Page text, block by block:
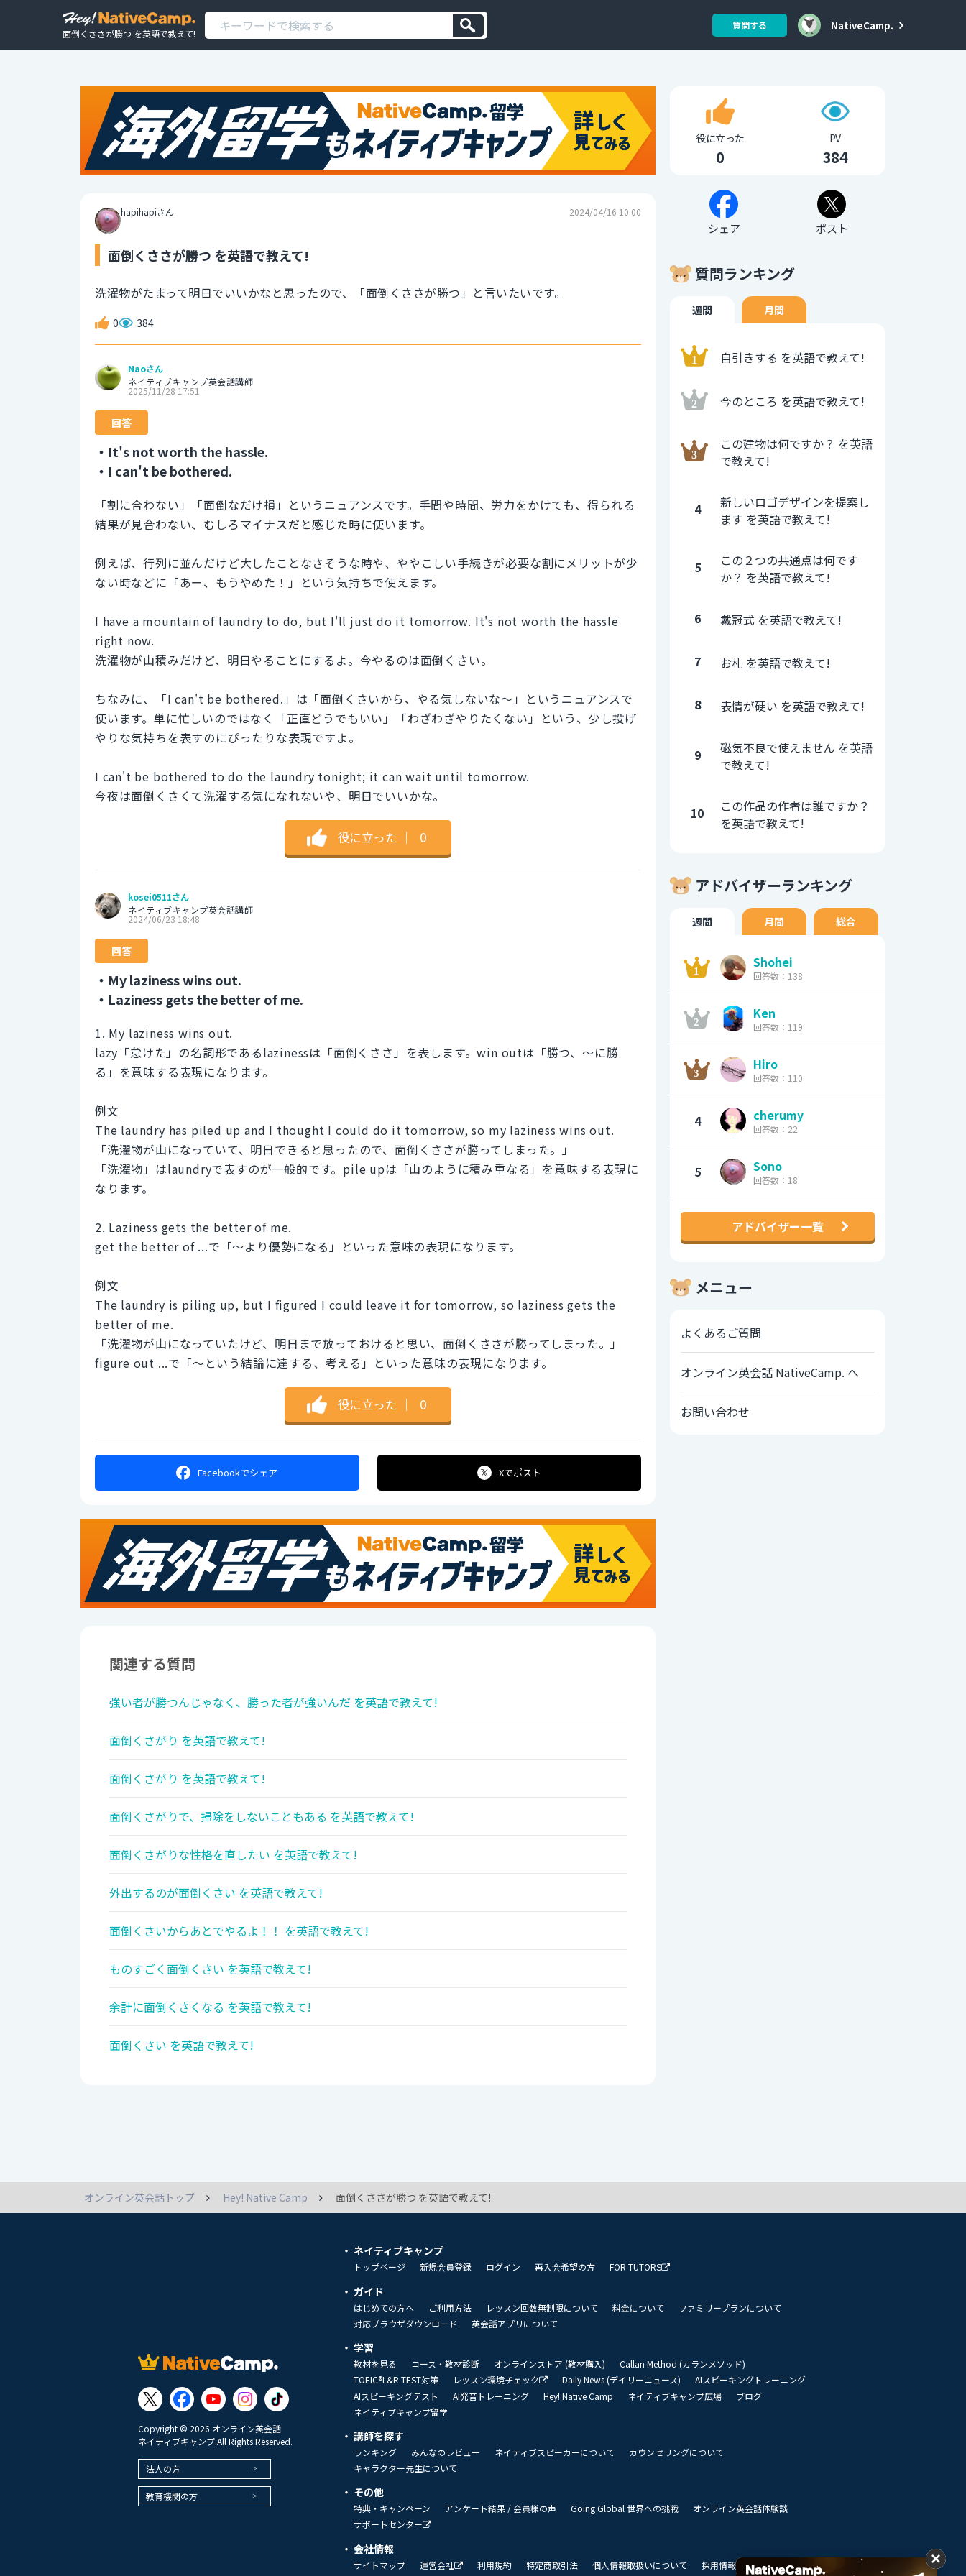
面倒くささが勝つ を英語で教えて!
質問する NativeCamp.
hapihapiさん 2024/04/16 10:00
面倒くささが勝つ を英語で教えて!
洗濯物がたまって明日でいいかなと思ったので、「面倒くささが勝つ」と言いたいです。
0 384
Naoさん
ネイティブキャンプ英会話講師
2025/11/28 17:51
回答
・It's not worth the hassle.
・I can't be bothered.
「割に合わない」「面倒なだけ損」というニュアンスです。手間や時間、労力をかけても、得られる
結果が見合わない、むしろマイナスだと感じた時に使います。
例えば、行列に並んだけど大したことなさそうな時や、ややこしい手続きが必要な割にメリットが少
ない時などに「あー、もうやめた！」という気持ちで使えます。
I have a mountain of laundry to do, but I'll just do it tomorrow. It's not worth the hassle
right now.
洗濯物が山積みだけど、明日やることにするよ。今やるのは面倒くさい。
ちなみに、「I can't be bothered.」は「面倒くさいから、やる気しないな〜」というニュアンスで
使います。単に忙しいのではなく「正直どうでもいい」「わざわざやりたくない」という、少し投げ
やりな気持ちを表すのにぴったりな表現ですよ。
I can't be bothered to do the laundry tonight; it can wait until tomorrow.
今夜は面倒くさくて洗濯する気になれないや、明日でいいかな。
役に立った ｜ 0
kosei0511さん
ネイティブキャンプ英会話講師
2024/06/23 18:48
回答
・My laziness wins out.
・Laziness gets the better of me.
1. My laziness wins out.
lazy「怠けた」の名詞形であるlazinessは「面倒くささ」を表します。win outは「勝つ、～に勝
る」を意味する表現になります。
例文
The laundry has piled up and I thought I could do it tomorrow, so my laziness wins out.
「洗濯物が山になっていて、明日できると思ったので、面倒くささが勝ってしまった。」
「洗濯物」はlaundryで表すのが一般的です。pile upは「山のように積み重なる」を意味する表現に
なります。
2. Laziness gets the better of me.
get the better of ...で「～より優勢になる」といった意味の表現になります。
例文
The laundry is piling up, but I figured I could leave it for tomorrow, so laziness gets the
better of me.
「洗濯物が山になっていたけど、明日まで放っておけると思い、面倒くささが勝ってしまった。」
figure out ...で「～という結論に達する、考える」といった意味の表現になります。
役に立った ｜ 0
Facebookでシェア Xでポスト
関連する質問
強い者が勝つんじゃなく、勝った者が強いんだ を英語で教えて!
面倒くさがり を英語で教えて!
面倒くさがり を英語で教えて!
面倒くさがりで、掃除をしないこともある を英語で教えて!
面倒くさがりな性格を直したい を英語で教えて!
外出するのが面倒くさい を英語で教えて!
面倒くさいからあとでやるよ！！ を英語で教えて!
ものすごく面倒くさい を英語で教えて!
余計に面倒くさくなる を英語で教えて!
面倒くさい を英語で教えて!
役に立った
0
PV
384
シェア ポスト
質問ランキング
週間 月間
自引きする を英語で教えて!
今のところ を英語で教えて!
この建物は何ですか？ を英語
で教えて!
4
新しいロゴデザインを提案し
ます を英語で教えて!
5
この２つの共通点は何です
か？ を英語で教えて!
6 戴冠式 を英語で教えて!
7 お札 を英語で教えて!
8 表情が硬い を英語で教えて!
9
磁気不良で使えません を英語
で教えて!
10
この作品の作者は誰ですか？
を英語で教えて!
アドバイザーランキング
週間 月間 総合
Shohei
回答数：138
Ken
回答数：119
Hiro
回答数：110
4 cherumy
回答数：22
5 Sono
回答数：18
アドバイザー一覧
メニュー
よくあるご質問
オンライン英会話 NativeCamp. へ
お問い合わせ
オンライン英会話トップ Hey! Native Camp 面倒くささが勝つ を英語で教えて!
Copyright © 2026 オンライン英会話
ネイティブキャンプ All Rights Reserved.
法人の方
教育機関の方
ネイティブキャンプ
トップページ 新規会員登録 ログイン 再入会希望の方 FOR TUTORS
ガイド
はじめての方へ ご利用方法 レッスン回数無制限について 料金について
ファミリープランについて
対応ブラウザダウンロード
英会話アプリについて
学習
教材を見る コース・教材診断 オンラインストア (教材購入)
Callan Method (カランメソッド)
TOEIC®L&R TEST対策
レッスン環境チェック Daily News (デイリーニュース)
AIスピーキングトレーニング
AIスピーキングテスト
AI発音トレーニング Hey! Native Camp ネイティブキャンプ広場
ブログ
ネイティブキャンプ留学
講師を探す
ランキング みんなのレビュー ネイティブスピーカーについて
カウンセリングについて
キャラクター先生について
その他
特典・キャンペーン アンケート結果 / 会員様の声 Going Global 世界への挑戦
オンライン英会話体験談
サポートセンター
会社情報
サイトマップ 運営会社 利用規約 特定商取引法 個人情報取扱いについて 採用情報 私達のビジョン